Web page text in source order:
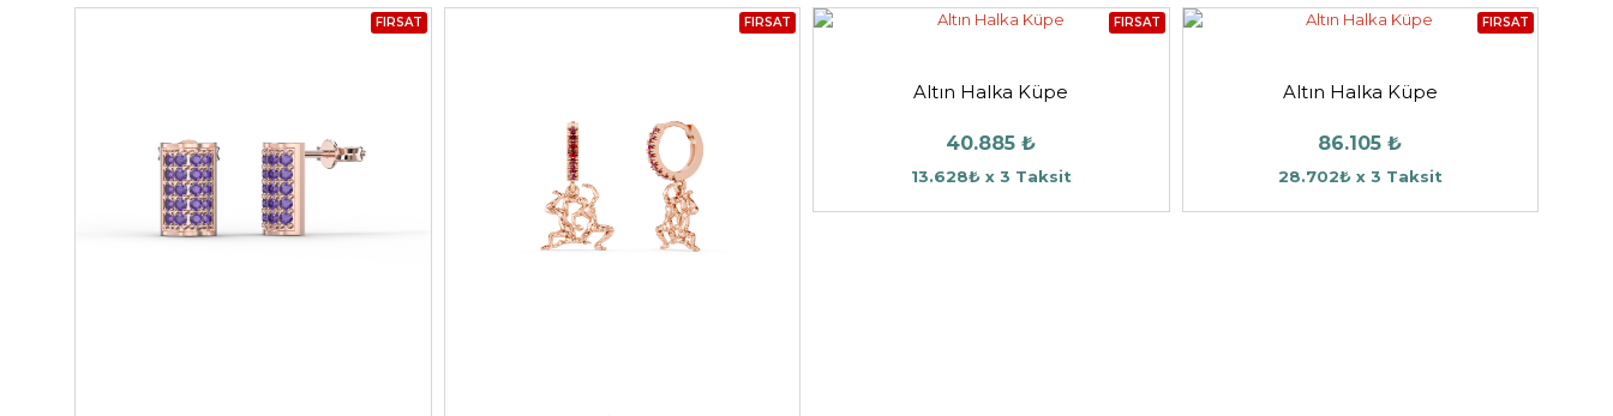
FIRSAT FIRSAT FIRSAT
Altın Halka Küpe
40.885 ₺
13.628₺ x 3 Taksit
FIRSAT
Altın Halka Küpe
86.105 ₺
28.702₺ x 3 Taksit